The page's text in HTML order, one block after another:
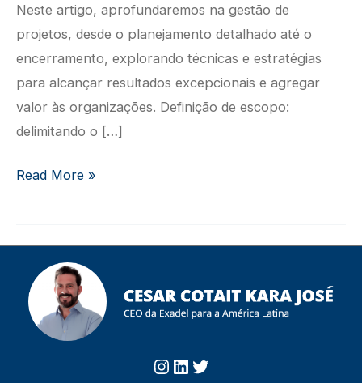
Neste artigo, aprofundaremos na gestão de
projetos, desde o planejamento detalhado até o
encerramento, explorando técnicas e estratégias
para alcançar resultados excepcionais e agregar
valor às organizações. Definição de escopo:
delimitando o […]
GESTÃO
Read More »
Instagram
https://www.linkedin.com/in/cesarcotait/
Twitter